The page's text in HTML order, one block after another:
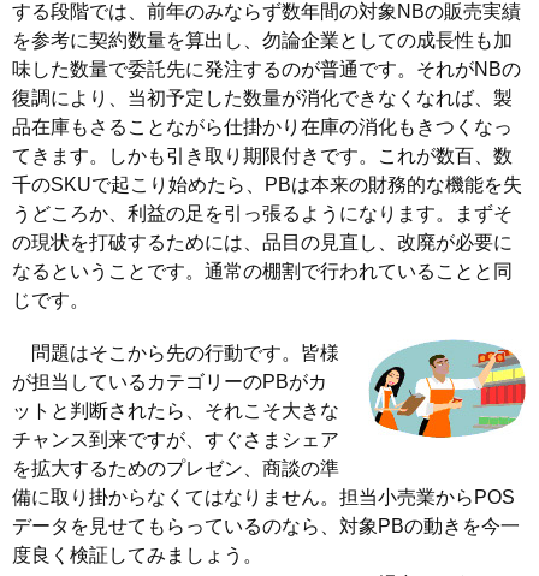
する段階では、前年のみならず数年間の対象NBの販売実績
を参考に契約数量を算出し、勿論企業としての成長性も加
味した数量で委託先に発注するのが普通です。それがNBの
復調により、当初予定した数量が消化できなくなれば、製
品在庫もさることながら仕掛かり在庫の消化もきつくなっ
てきます。しかも引き取り期限付きです。これが数百、数
千のSKUで起こり始めたら、PBは本来の財務的な機能を失
うどころか、利益の足を引っ張るようになります。まずそ
の現状を打破するためには、品目の見直し、改廃が必要に
なるということです。通常の棚割で行われていることと同
じです。
問題はそこから先の行動です。皆様
が担当しているカテゴリーのPBがカ
ットと判断されたら、それこそ大きな
チャンス到来ですが、すぐさまシェア
を拡大するためのプレゼン、商談の準
備に取り掛からなくてはなりません。担当小売業からPOS
データを見せてもらっているのなら、対象PBの動きを今一
度良く検証してみましょう。